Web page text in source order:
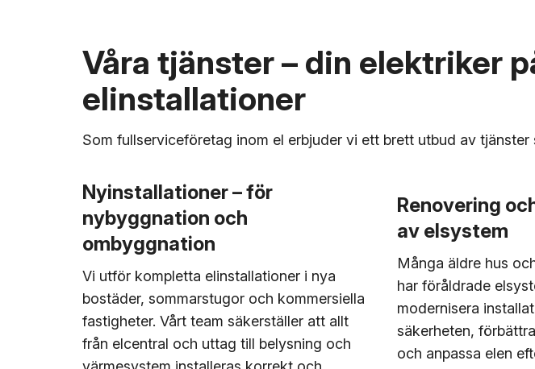
Våra tjänster – din elektriker
elinstallationer
Som fullserviceföretag inom el erbjuder vi ett brett utbud av
Nyinstallationer – för
nybyggnation och
ombyggnation
Vi utför kompletta elinstallationer i nya
bostäder, sommarstugor och kommersiella
fastigheter. Vårt team säkerställer att allt
från elcentral och uttag till belysning och
Renovering
av elsystem
Många äldre hus
har föråldrade
modernisera
säkerheten,
och anpassa elen